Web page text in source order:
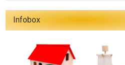
Infobox